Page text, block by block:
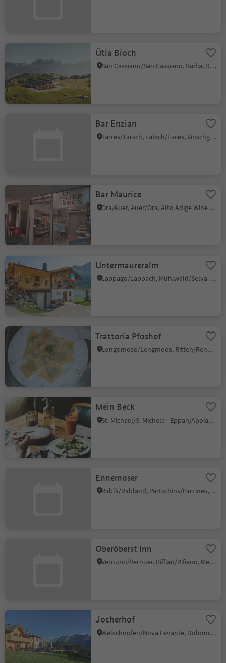
Ütia Bioch
San Cassiano/San Cassiano, Badia, Dolomites Region Alta Badia
Bar Enzian
Tarres/Tarsch, Latsch/Laces, Vinschgau/Val Venosta
Bar Maurice
Ora/Auer, Auer/Ora, Alto Adige Wine Road
Untermaureralm
Lappago/Lappach, Mühlwald/Selva dei Molini, Ahrntal/Valle Aurina
Trattoria Pfoshof
Longomoso/Lengmoos, Ritten/Renon, Bolzano/Bozen and environs
Mein Beck
St. Michael/S. Michele - Eppan/Appiano, Eppan an der Weinstaße/Appiano sulla Strada del Vino, Alto Adige Wine Road
Ennemoser
Rablà/Rabland, Partschins/Parcines, Meran/Merano and environs
Oberöberst Inn
Vernurio/Vernuer, Riffian/Rifiano, Meran/Merano and environs
Jocherhof
Welschnofen/Nova Levante, Dolomites Region Eggental